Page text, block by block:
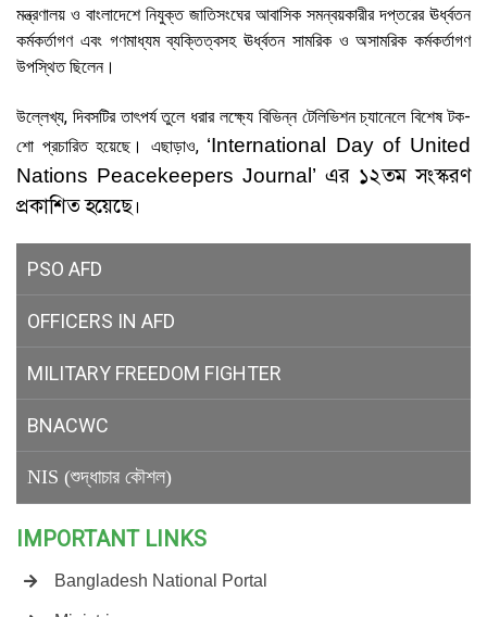
মন্ত্রণালয় ও বাংলাদেশে নিযুক্ত জাতিসংঘের আবাসিক সমন্বয়কারীর দপ্তরের ঊর্ধ্বতন
কর্মকর্তাগণ এবং গণমাধ্যম ব্যক্তিত্বসহ ঊর্ধ্বতন সামরিক ও অসামরিক কর্মকর্তাগণ
উপস্থিত ছিলেন।
উল্লেখ্য, দিবসটির তাৎপর্য তুলে ধরার লক্ষ্যে বিভিন্ন টেলিভিশন চ্যানেলে বিশেষ টক-
শো প্রচারিত হয়েছে। এছাড়াও, ‘International Day of United
Nations Peacekeepers Journal’ এর ১২তম সংস্করণ
প্রকাশিত হয়েছে।
PSO AFD
OFFICERS IN AFD
MILITARY FREEDOM FIGHTER
BNACWC
NIS (শুদ্ধাচার কৌশল)
IMPORTANT LINKS
Bangladesh National Portal